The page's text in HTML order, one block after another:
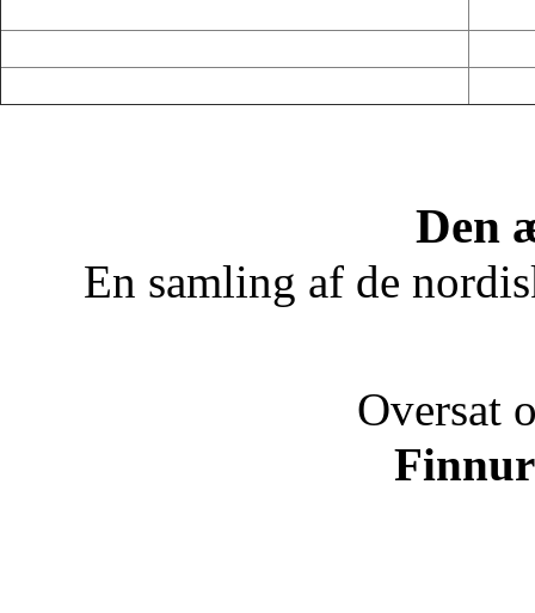
Den
En samling af de
Oversat